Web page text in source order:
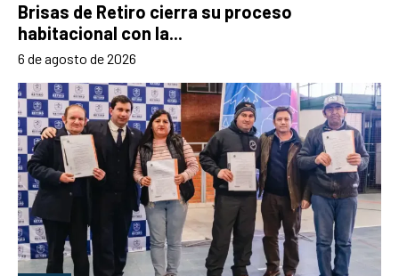
Brisas de Retiro cierra su proceso
habitacional con la...
6 de agosto de 2026